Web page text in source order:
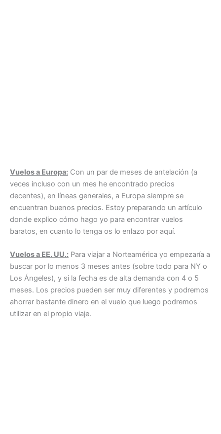
Vuelos a Europa: Con un par de meses de antelación (a
veces incluso con un mes he encontrado precios
decentes), en líneas generales, a Europa siempre se
encuentran buenos precios. Estoy preparando un artículo
donde explico cómo hago yo para encontrar vuelos
baratos, en cuanto lo tenga os lo enlazo por aquí.
Vuelos a EE. UU.: Para viajar a Norteamérica yo empezaría a
buscar por lo menos 3 meses antes (sobre todo para NY o
Los Ángeles), y si la fecha es de alta demanda con 4 o 5
meses. Los precios pueden ser muy diferentes y podremos
ahorrar bastante dinero en el vuelo que luego podremos
utilizar en el propio viaje.